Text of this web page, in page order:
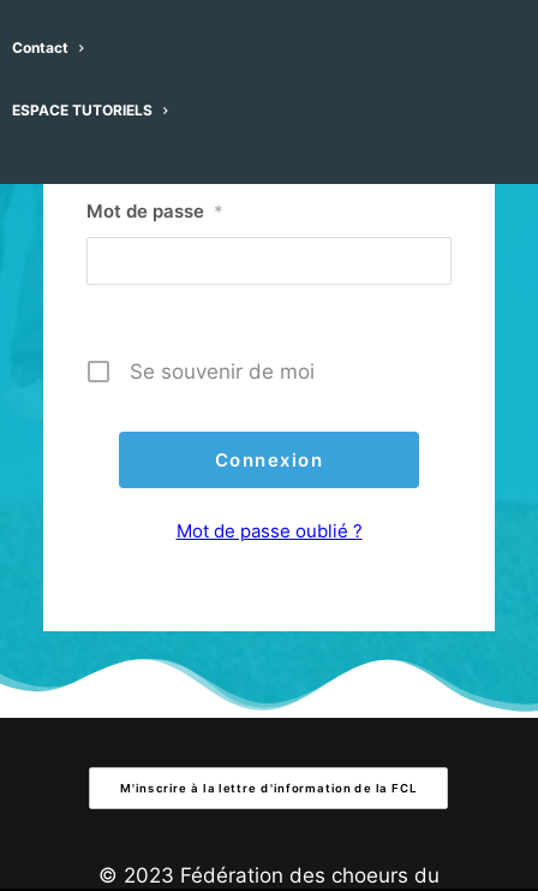
Contact
ESPACE TUTORIELS
Mot de passe *
Se souvenir de moi
Mot de passe oublié ?
M'inscrire à la lettre d'information de la FCL
© 2023 Fédération des choeurs du